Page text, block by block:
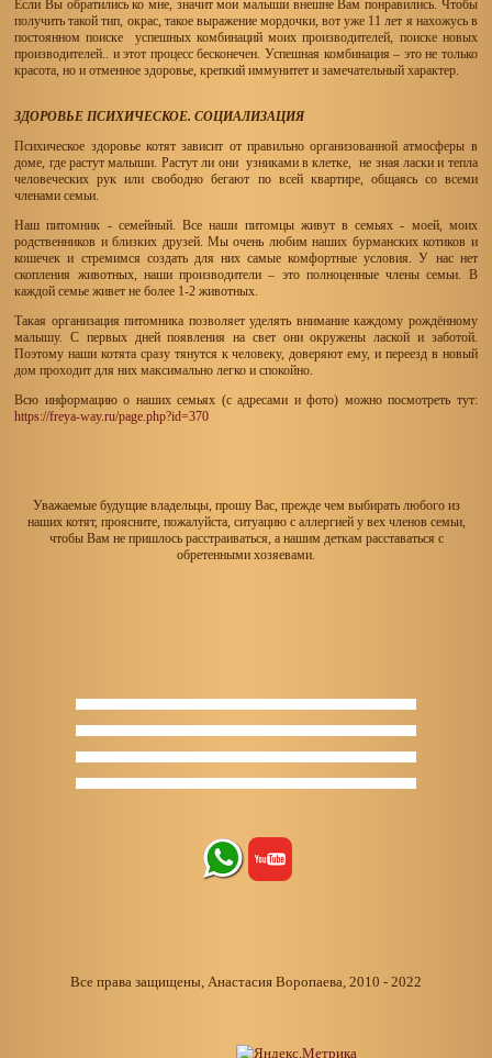
Если Вы обратились ко мне, значит мои малыши внешне Вам понравились. Чтобы
получить такой тип, окрас, такое выражение мордочки, вот уже 11 лет я нахожусь в
постоянном поиске успешных комбинаций моих производителей, поиске новых
производителей.. и этот процесс бесконечен. Успешная комбинация – это не только
красота, но и отменное здоровье, крепкий иммунитет и замечательный характер.
ЗДОРОВЬЕ ПСИХИЧЕСКОЕ. СОЦИАЛИЗАЦИЯ
Психическое здоровье котят зависит от правильно организованной атмосферы в
доме, где растут малыши. Растут ли они узниками в клетке, не зная ласки и тепла
человеческих рук или свободно бегают по всей квартире, общаясь со всеми
членами семьи.
Наш питомник - семейный. Все наши питомцы живут в семьях - моей, моих
родственников и близких друзей. Мы очень любим наших бурманских котиков и
кошечек и стремимся создать для них самые комфортные условия. У нас нет
скопления животных, наши производители – это полноценные члены семьи. В
каждой семье живет не более 1-2 животных.
Такая организация питомника позволяет уделять внимание каждому рождённому
малышу. С первых дней появления на свет они окружены лаской и заботой.
Поэтому наши котята сразу тянутся к человеку, доверяют ему, и переезд в новый
дом проходит для них максимально легко и спокойно.
Всю информацию о наших семьях (с адресами и фото) можно посмотреть тут:
https://freya-way.ru/page.php?id=370
Уважаемые будущие владельцы, прошу Вас, прежде чем выбирать любого из
наших котят, проясните, пожалуйста, ситуацию с аллергией у вех членов семьи,
чтобы Вам не пришлось расстраиваться, а нашим деткам расставаться с
обретенными хозяевами.
Все права защищены, Анастасия Воропаева, 2010 - 2022